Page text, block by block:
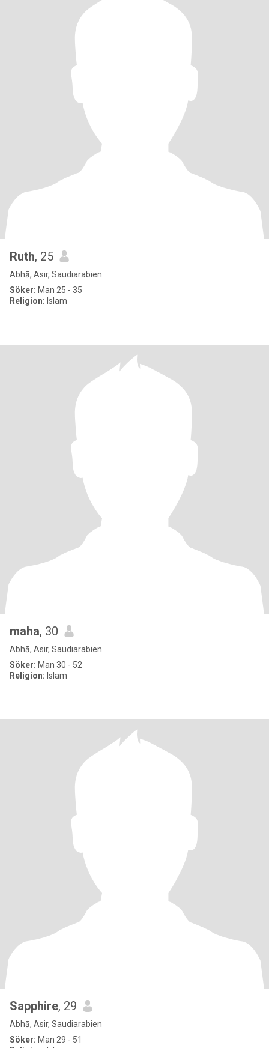
Ruth, 25
Abhā, Asir, Saudiarabien
Söker: Man 25 - 35
Religion: Islam
maha, 30
Abhā, Asir, Saudiarabien
Söker: Man 30 - 52
Religion: Islam
Sapphire, 29
Abhā, Asir, Saudiarabien
Söker: Man 29 - 51